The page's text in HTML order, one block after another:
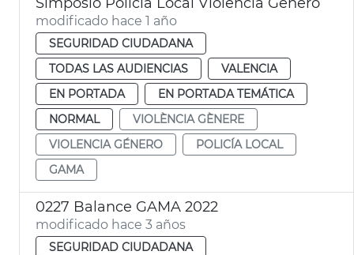
modificado hace 1 año
SEGURIDAD CIUDADANA
TODAS LAS AUDIENCIAS
VALENCIA
EN PORTADA
EN PORTADA TEMÁTICA
NORMAL
VIOLÈNCIA GÈNERE
VIOLENCIA GÉNERO
POLICÍA LOCAL
GAMA
0227 Balance GAMA 2022
modificado hace 3 años
SEGURIDAD CIUDADANA